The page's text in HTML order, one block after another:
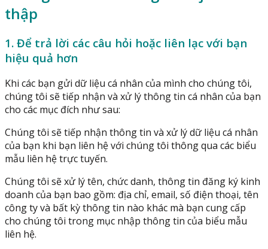
thập
1. Để trả lời các câu hỏi hoặc liên lạc với bạn
hiệu quả hơn
Khi các bạn gửi dữ liệu cá nhân của mình cho chúng tôi,
chúng tôi sẽ tiếp nhận và xử lý thông tin cá nhân của bạn
cho các mục đích như sau:
Chúng tôi sẽ tiếp nhận thông tin và xử lý dữ liệu cá nhân
của bạn khi bạn liên hệ với chúng tôi thông qua các biểu
mẫu liên hệ trực tuyến.
Chúng tôi sẽ xử lý tên, chức danh, thông tin đăng ký kinh
doanh của bạn bao gồm: địa chỉ, email, số điện thoại, tên
công ty và bất kỳ thông tin nào khác mà bạn cung cấp
cho chúng tôi trong mục nhập thông tin của biểu mẫu
liên hệ.